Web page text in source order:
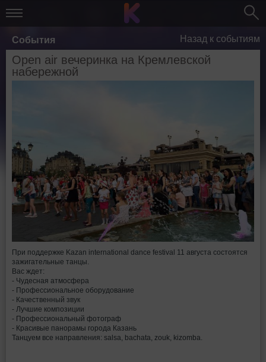
События Назад к событиям
Open air вечеринка на Кремлевской
набережной
При поддержке Kazan international dance festival 11 августа состоятся
зажигательные танцы.
Вас ждет:
- Чудесная атмосфера
- Профессиональное оборудование
- Качественный звук
- Лучшие композиции
- Профессиональный фотограф
- Красивые панорамы города Казань
Танцуем все направления: salsa, bachata, zouk, kizomba.